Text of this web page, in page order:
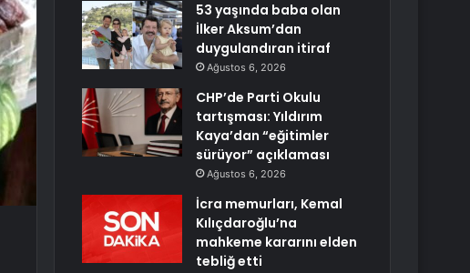
53 yaşında baba olan
İlker Aksum’dan
duygulandıran itiraf
Ağustos 6, 2026
CHP’de Parti Okulu
tartışması: Yıldırım
Kaya’dan “eğitimler
sürüyor” açıklaması
Ağustos 6, 2026
İcra memurları, Kemal
Kılıçdaroğlu’na
mahkeme kararını elden
tebliğ etti